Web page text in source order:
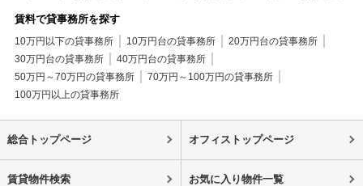
賃料で貸事務所を探す
10万円以下の貸事務所 10万円台の貸事務所
20万円台の貸事務所
30万円台の貸事務所
40万円台の貸事務所
50万円～70万円の貸事務所
70万円～100万円の貸事務所
100万円以上の貸事務所
総合トップページ オフィストップページ
賃貸物件検索 お気に入り物件一覧